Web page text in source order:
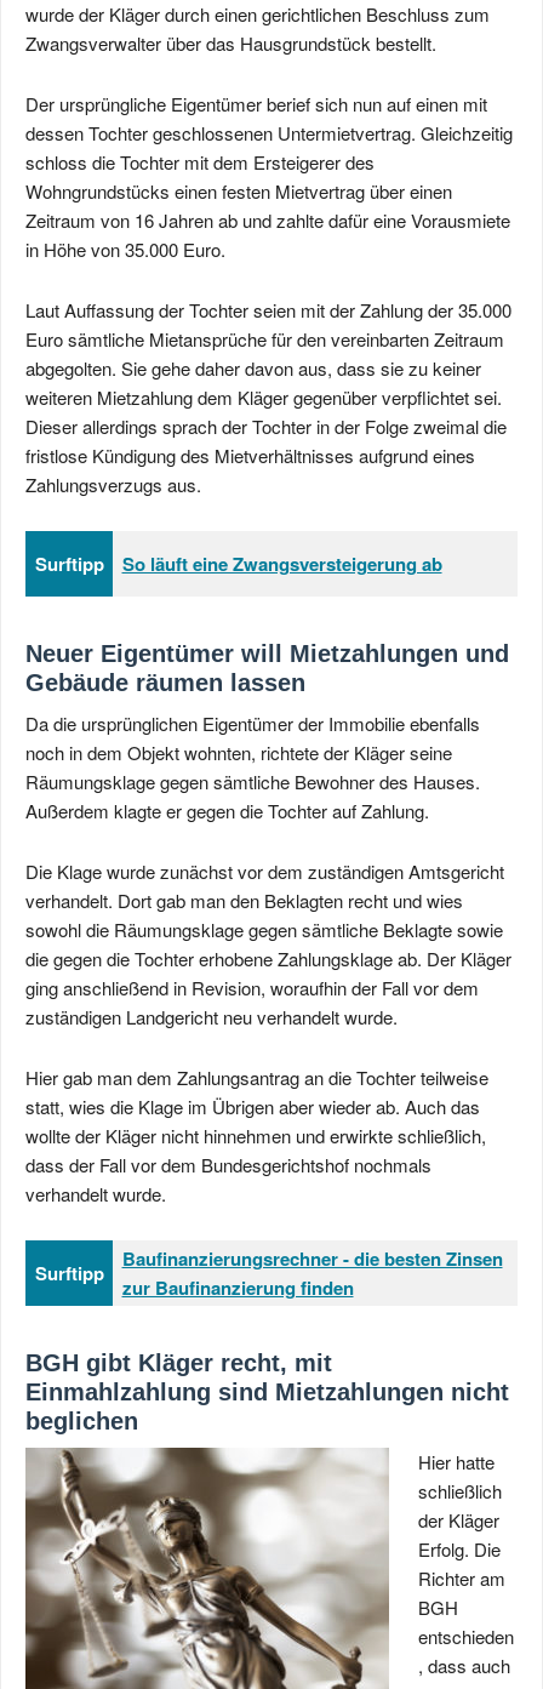
wurde der Kläger durch einen gerichtlichen Beschluss zum
Zwangsverwalter über das Hausgrundstück bestellt.
Der ursprüngliche Eigentümer berief sich nun auf einen mit
dessen Tochter geschlossenen Untermietvertrag. Gleichzeitig
schloss die Tochter mit dem Ersteigerer des
Wohngrundstücks einen festen Mietvertrag über einen
Zeitraum von 16 Jahren ab und zahlte dafür eine Vorausmiete
in Höhe von 35.000 Euro.
Laut Auffassung der Tochter seien mit der Zahlung der 35.000
Euro sämtliche Mietansprüche für den vereinbarten Zeitraum
abgegolten. Sie gehe daher davon aus, dass sie zu keiner
weiteren Mietzahlung dem Kläger gegenüber verpflichtet sei.
Dieser allerdings sprach der Tochter in der Folge zweimal die
fristlose Kündigung des Mietverhältnisses aufgrund eines
Zahlungsverzugs aus.
Surftipp So läuft eine Zwangsversteigerung ab
Neuer Eigentümer will Mietzahlungen und
Gebäude räumen lassen
Da die ursprünglichen Eigentümer der Immobilie ebenfalls
noch in dem Objekt wohnten, richtete der Kläger seine
Räumungsklage gegen sämtliche Bewohner des Hauses.
Außerdem klagte er gegen die Tochter auf Zahlung.
Die Klage wurde zunächst vor dem zuständigen Amtsgericht
verhandelt. Dort gab man den Beklagten recht und wies
sowohl die Räumungsklage gegen sämtliche Beklagte sowie
die gegen die Tochter erhobene Zahlungsklage ab. Der Kläger
ging anschließend in Revision, woraufhin der Fall vor dem
zuständigen Landgericht neu verhandelt wurde.
Hier gab man dem Zahlungsantrag an die Tochter teilweise
statt, wies die Klage im Übrigen aber wieder ab. Auch das
wollte der Kläger nicht hinnehmen und erwirkte schließlich,
dass der Fall vor dem Bundesgerichtshof nochmals
verhandelt wurde.
Surftipp
Baufinanzierungsrechner - die besten Zinsen
zur Baufinanzierung finden
BGH gibt Kläger recht, mit
Einmahlzahlung sind Mietzahlungen nicht
beglichen
Hier hatte
schließlich
der Kläger
Erfolg. Die
Richter am
BGH
entschieden
, dass auch